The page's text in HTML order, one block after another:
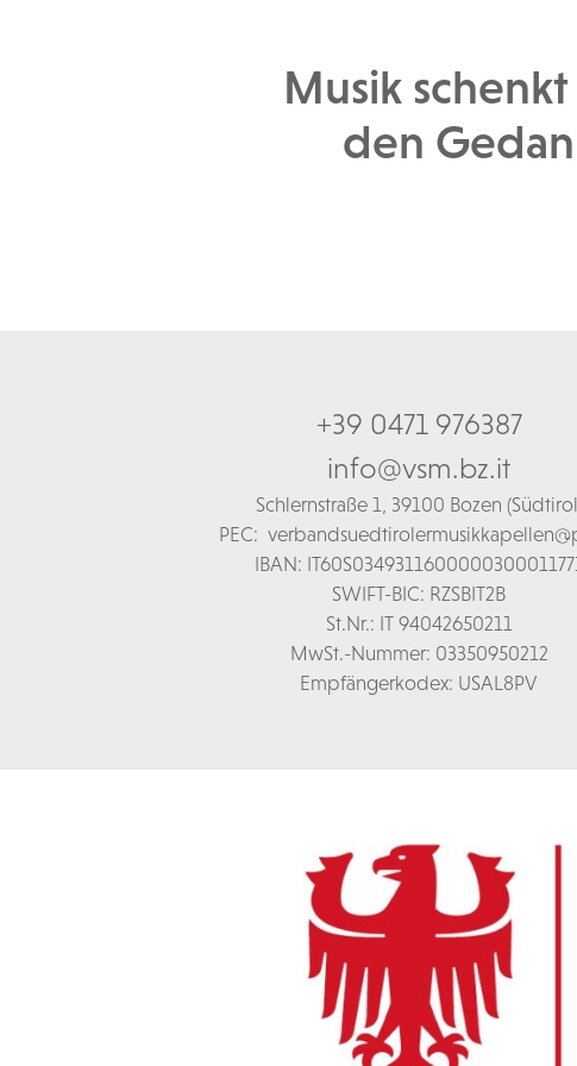
Musik
den
+39 0471 976387
info@vsm.bz.it
Schlernstraße 1, 39100 Bozen
PEC:
IBAN:
SWIFT-BIC: RZSBIT2B
St.Nr.: IT 94042650211
MwSt.-Nummer: 03350950212
Empfängerkodex: USAL8PV